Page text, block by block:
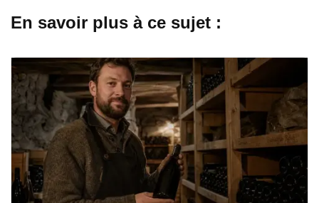
En savoir plus à ce sujet :